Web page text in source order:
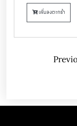
เพิ่มลงตะกร้า